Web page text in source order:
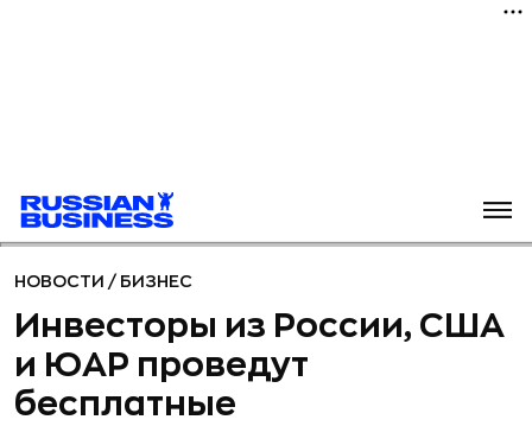
НОВОСТИ / БИЗНЕС
Инвесторы из России, США
и ЮАР проведут
бесплатные